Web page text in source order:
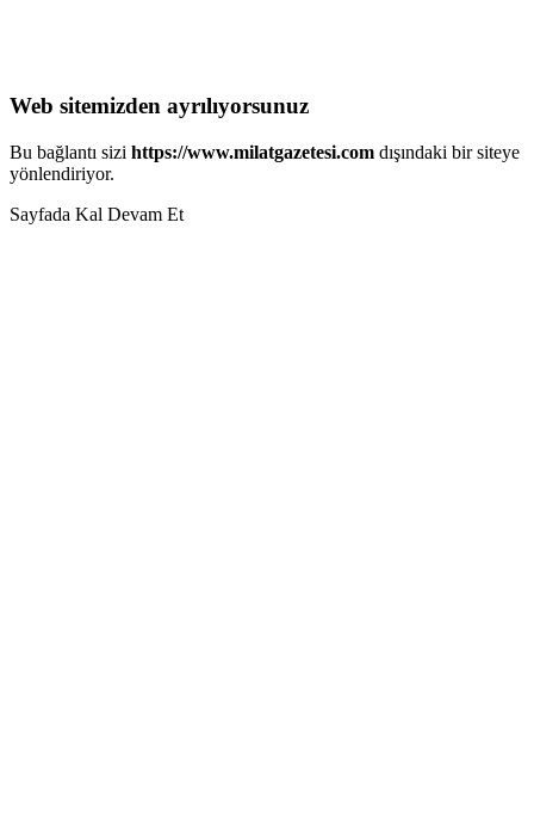
Web sitemizden ayrılıyorsunuz
Bu bağlantı sizi https://www.milatgazetesi.com dışındaki bir siteye
yönlendiriyor.
Sayfada Kal Devam Et